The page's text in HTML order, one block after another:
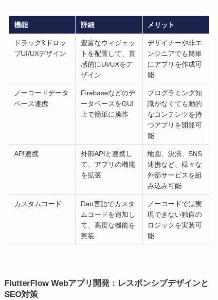
機能 詳細 メリット
ドラッグ&ドロッ
プUI/UXデザイン
豊富なウィジェッ
トを配置して、直
感的にUI/UXをデ
ザイン
デザイナーや非エ
ンジニアでも簡単
にアプリを作成可
能
ノーコードデータ
ベース連携
Firebaseなどのデ
ータベースをGUI
上で簡単に操作
プログラミング知
識がなくても動的
なコンテンツを持
つアプリを開発可
能
API連携
外部APIと連携し
て、アプリの機能
を拡張
地図、決済、SNS
連携など、様々な
外部サービスを組
み込み可能
カスタムコード
Dart言語でカスタ
ムコードを追加し
て、高度な機能を
実装
ノーコードでは実
現できない独自の
ロジックを実装可
能
FlutterFlow Webアプリ開発：レスポンシブデザインと
SEO対策